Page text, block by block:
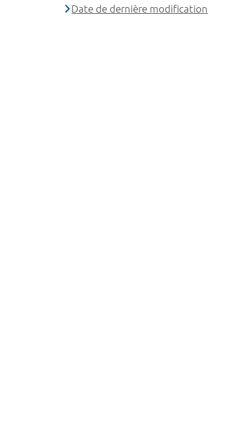
Date de dernière modification